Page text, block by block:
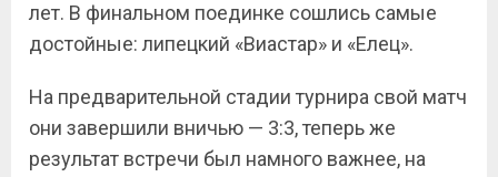
лет. В финальном поединке сошлись самые
достойные: липецкий «Виастар» и «Елец».
На предварительной стадии турнира свой матч
они завершили вничью — 3:3, теперь же
результат встречи был намного важнее, на